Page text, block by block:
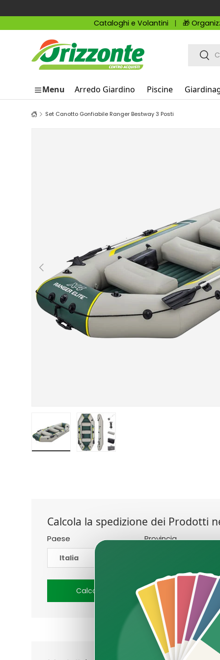
Passa ai contenutiCataloghi e Volantini
🎁
Cerca
Menu Arredo Giardino Piscine
Set Canotto Gonfiabile Ranger Bestway 3 Posti
Indietro
Carica immagine 1 nella visualizzazione galleria
Carica immagine 2 nella
Calcola la spedizione dei Prodotti
Paese Provincia
Calcola